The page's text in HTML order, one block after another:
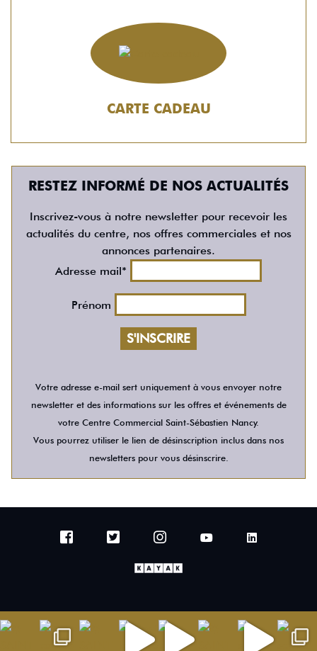
CARTE CADEAU
RESTEZ INFORMÉ DE NOS ACTUALITÉS
Inscrivez-vous à notre newsletter pour recevoir les
actualités du centre, nos offres commerciales et nos
annonces partenaires.
Adresse mail*
Prénom
Votre adresse e-mail sert uniquement à vous envoyer notre
newsletter et des informations sur les offres et événements de
votre Centre Commercial Saint-Sébastien Nancy.
Vous pourrez utiliser le lien de désinscription inclus dans nos
newsletters pour vous désinscrire.